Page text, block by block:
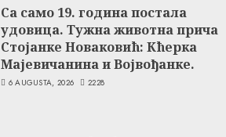
Са само 19. година постала
удовица. Тужна животна прича
Стојанке Новаковић: Кћерка
Мајевичанина и Војвођанке.
6 AUGUSTA, 2026 2228